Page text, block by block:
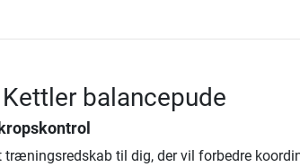
balancepude
træningsredskab til dig, der vil forbedre